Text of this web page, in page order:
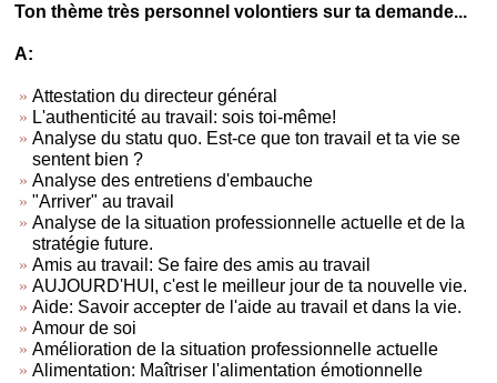
Ton thème très personnel volontiers sur ta demande...
A:
Attestation du directeur général
L'authenticité au travail: sois toi-même!
Analyse du statu quo. Est-ce que ton travail et ta vie se
sentent bien ?
Analyse des entretiens d'embauche
"Arriver" au travail
Analyse de la situation professionnelle actuelle et de la
stratégie future.
Amis au travail: Se faire des amis au travail
AUJOURD'HUI, c'est le meilleur jour de ta nouvelle vie.
Aide: Savoir accepter de l'aide au travail et dans la vie.
Amour de soi
Amélioration de la situation professionnelle actuelle
Alimentation: Maîtriser l'alimentation émotionnelle